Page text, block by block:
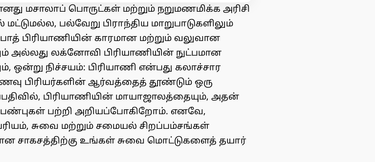
மசாலாப் பொருட்கள் மற்றும் நறுமணமிக்க அரிசி
பல்வேறு பிராந்திய மாறுபாடுகளிலும்
பிரியாணியின் காரமான மற்றும் வலுவான
அல்லது லக்னோவி பிரியாணியின் நுட்பமான
ஒன்று நிச்சயம்: பிரியாணி என்பது கலாச்சார
பிரியர்களின் ஆர்வத்தைத் தூண்டும் ஒரு
பிரியாணியின் மாயாஜாலத்தையும், அதன்
பற்றி அறியப்போகிறோம். எனவே,
சுவை மற்றும் சமையல் சிறப்பம்சங்கள்
சாகசத்திற்கு உங்கள் சுவை மொட்டுகளைத் தயார்